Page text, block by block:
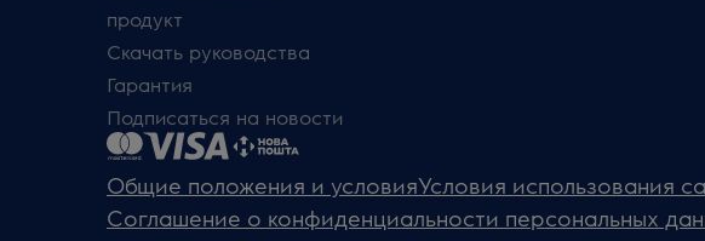
продукт
Скачать руководства
Гарантия
Подписаться на новости
Общие положения и условияУсловия использования
Соглашение о конфиденциальности персональных